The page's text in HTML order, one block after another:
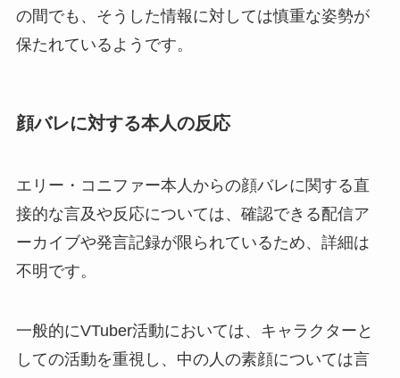
の間でも、そうした情報に対しては慎重な姿勢が
保たれているようです。
顔バレに対する本人の反応
エリー・コニファー本人からの顔バレに関する直
接的な言及や反応については、確認できる配信ア
ーカイブや発言記録が限られているため、詳細は
不明です。
一般的にVTuber活動においては、キャラクターと
しての活動を重視し、中の人の素顔については言